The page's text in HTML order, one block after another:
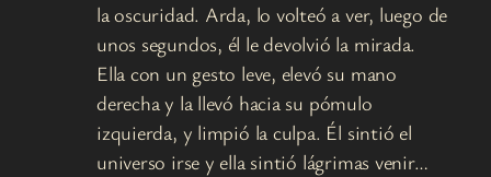
la oscuridad. Arda, lo volteó a ver, luego de
unos segundos, él le devolvió la mirada.
Ella con un gesto leve, elevó su mano
derecha y la llevó hacia su pómulo
izquierda, y limpió la culpa. Él sintió el
universo irse y ella sintió lágrimas venir…